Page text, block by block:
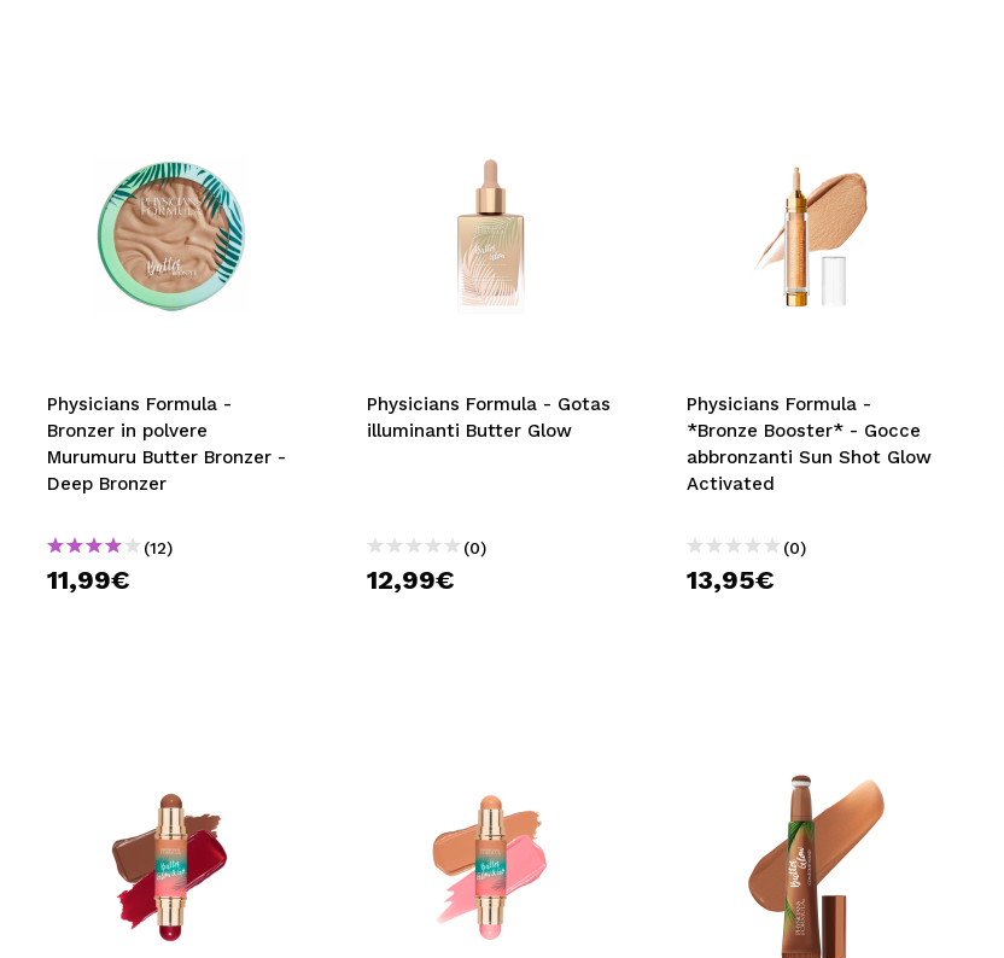
Physicians Formula -
Bronzer in polvere
Murumuru Butter Bronzer -
Deep Bronzer
(12)
11,99€
Physicians Formula - Gotas
illuminanti Butter Glow
(0)
12,99€
Physicians Formula -
*Bronze Booster* - Gocce
abbronzanti Sun Shot Glow
Activated
(0)
13,95€